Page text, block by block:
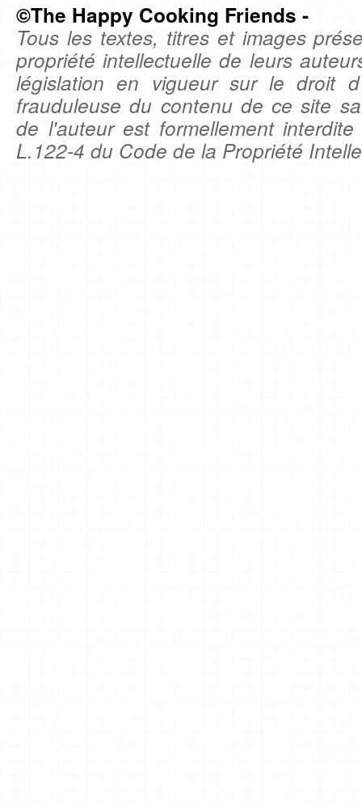
©The Happy Cooking Friends -
Tous les textes, titres et images
propriété intellectuelle de leurs
législation en vigueur sur le droit
frauduleuse du contenu de ce site
de l'auteur est formellement
L.122-4 du Code de la Propriété